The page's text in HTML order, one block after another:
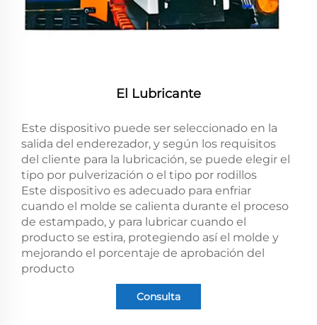
El Lubricante
Este dispositivo puede ser seleccionado en la
salida del enderezador, y según los requisitos
del cliente para la lubricación, se puede elegir el
tipo por pulverización o el tipo por rodillos
Este dispositivo es adecuado para enfriar
cuando el molde se calienta durante el proceso
de estampado, y para lubricar cuando el
producto se estira, protegiendo así el molde y
mejorando el porcentaje de aprobación del
producto
Consulta